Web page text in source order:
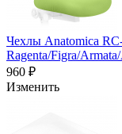
Чехлы Anatomica
Ragenta/Figra/
960 ₽
Изменить